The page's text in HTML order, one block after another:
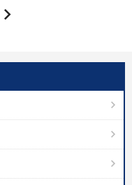
keyboard_arrow_right